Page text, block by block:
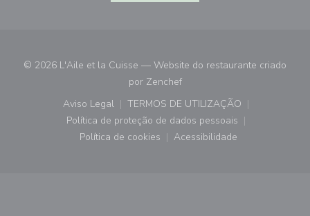
© 2026 L'Aile et la Cuisse — Website do restaurante criado
por Zenchef((abre numa nova janela))
Aviso Legal
((abre numa nova janela))
TERMOS DE UTILIZAÇÃO
((abre numa nova janela))
Política de proteção de dados pessoais
((abre numa nova janela))
Política de cookies
((abre numa nova janela))
Acessibilidade
((abre numa nova